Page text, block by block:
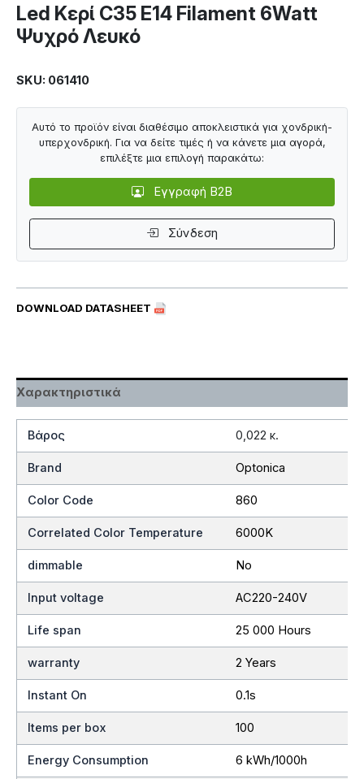
Led Κερί C35 E14 Filament 6Watt
Ψυχρό Λευκό
SKU: 061410
DOWNLOAD DATASHEET
Αυτό το προϊόν είναι διαθέσιμο αποκλειστικά για χονδρική-
υπερχονδρική. Για να δείτε τιμές ή να κάνετε μια αγορά,
επιλέξτε μια επιλογή παρακάτω:
Εγγραφή B2B
Σύνδεση
Χαρακτηριστικά
Βάρος 0,022 κ.
Brand Optonica
Color Code 860
Correlated Color Temperature 6000K
dimmable No
Input voltage AC220-240V
Life span 25 000 Hours
warranty 2 Years
Instant On 0.1s
Items per box 100
Energy Consumption 6 kWh/1000h